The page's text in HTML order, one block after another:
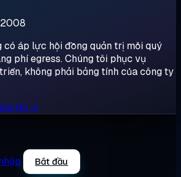
có áp lực hội đồng quản trị mỗi quý
phí egress. Chúng tôi phục vụ
không phải bảng tính của công ty
tôi →
Bắt đầu